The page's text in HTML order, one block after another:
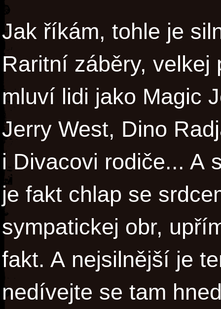
Jak říkám, tohle je
Raritní záběry, velkej
mluví lidi jako Magic
Jerry West, Dino
i Divacovi rodiče... A
je fakt chlap se
sympatickej obr,
fakt. A nejsilnější je
nedívejte se tam